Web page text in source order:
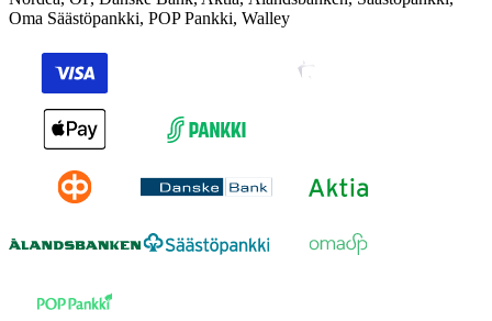
Oma Säästöpankki, POP Pankki, Walley